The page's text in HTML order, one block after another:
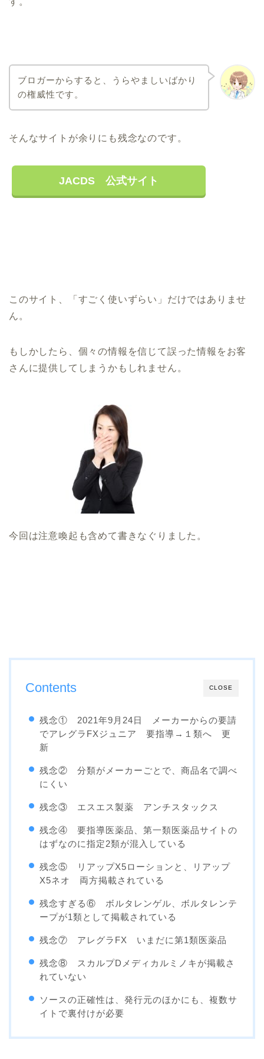
ブロガーからすると、うらやましいばかり
の権威性です。
そんなサイトが余りにも残念なのです。
JACDS 公式サイト
このサイト、「すごく使いずらい」だけではありませ
ん。
もしかしたら、個々の情報を信じて誤った情報をお客
さんに提供してしまうかもしれません。
今回は注意喚起も含めて書きなぐりました。
CLOSE
Contents
残念① 2021年9月24日 メーカーからの要請
でアレグラFXジュニア 要指導→１類へ 更
新
残念② 分類がメーカーごとで、商品名で調べ
にくい
残念③ エスエス製薬 アンチスタックス
残念④ 要指導医薬品、第一類医薬品サイトの
はずなのに指定2類が混入している
残念⑤ リアップX5ローションと、リアップ
X5ネオ 両方掲載されている
残念すぎる⑥ ボルタレンゲル、ボルタレンテ
ープが1類として掲載されている
残念⑦ アレグラFX いまだに第1類医薬品
残念⑧ スカルプDメディカルミノキが掲載さ
れていない
ソースの正確性は、発行元のほかにも、複数サ
イトで裏付けが必要